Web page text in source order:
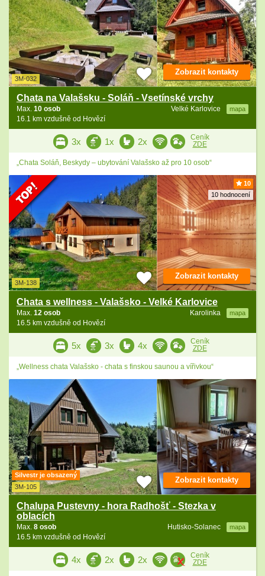
3M-032
Chata na Valašsku - Soláň - Vsetínské vrchy
Velké Karlovice mapa
Max. 10 osob
16.1 km vzdušně od Hovězí
Zobrazit kontakty
3x 1x 2x
Ceník
ZDE
„Chata Soláň, Beskydy – ubytování Valašsko až pro 10 osob“
10
10 hodnocení
3M-138
Chata s wellness - Valašsko - Velké Karlovice
Karolinka mapa
Max. 12 osob
16.5 km vzdušně od Hovězí
Zobrazit kontakty
5x 3x 4x
Ceník
ZDE
„Wellness chata Valašsko - chata s finskou saunou a vířivkou“
Silvestr je obsazený
3M-105
Chalupa Pustevny - hora Radhošť - Stezka v
oblacích
Hutisko-Solanec mapa
Max. 8 osob
16.5 km vzdušně od Hovězí
Zobrazit kontakty
4x 2x 2x
Ceník
ZDE